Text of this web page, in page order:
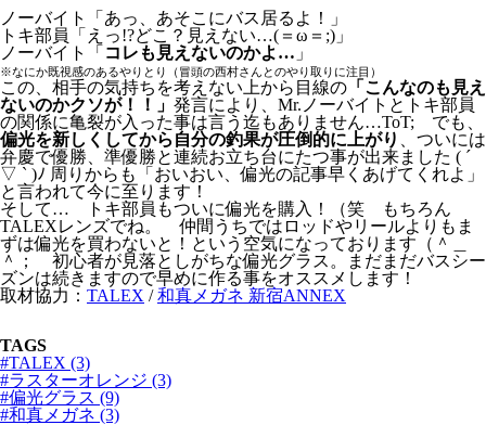
ノーバイト「あっ、あそこにバス居るよ！」
トキ部員「えっ!?どこ？見えない…(＝ω＝;)」
ノーバイト「 コレも見えないのかよ… 」
※なにか既視感のあるやりとり（冒頭の西村さんとのやり取りに注目）
この、相手の気持ちを考えない上から目線の 「こんなのも見え
ないのかクソが！！」 発言により、Mr.ノーバイトとトキ部員
の関係に亀裂が入った事は言う迄もありません…ToT; でも、
偏光を新しくしてから自分の釣果が圧倒的に上がり
、ついには
弁慶で優勝、準優勝と連続お立ち台にたつ事が出来ました ( ´
▽ ` )ﾉ 周りからも「おいおい、偏光の記事早くあげてくれよ」
と言われて今に至ります！
そして… トキ部員もついに偏光を購入！（笑 もちろん
TALEXレンズでね。 仲間うちではロッドやリールよりもま
ずは偏光を買わないと！という空気になっております（＾＿
＾； 初心者が見落としがちな偏光グラス。まだまだバスシー
ズンは続きますので早めに作る事をオススメします！
取材協力： TALEX /和真メガネ 新宿ANNEX
TAGS
#TALEX (3)
#ラスターオレンジ (3)
#偏光グラス (9)
#和真メガネ (3)